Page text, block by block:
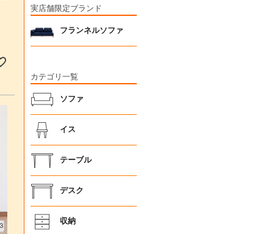
実店舗限定ブランド
フランネルソファ
カテゴリ一覧
ソファ
イス
テーブル
デスク
収納